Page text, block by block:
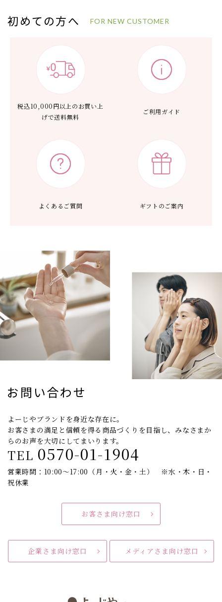
初めての方へ FOR NEW CUSTOMER
税込10,000円以上のお買い上
げで送料無料
ご利用ガイド
よくあるご質問 ギフトのご案内
お問い合わせ
よーじやブランドを身近な存在に。
お客さまの満足と信頼を得る商品づくりを目指し、みなさまか
らのお声を大切にしてまいります。
TEL 0570-01-1904
営業時間：10:00～17:00（月・火・金・土） ※水・木・日・
祝休業
お客さま向け窓口
企業さま向け窓口 メディアさま向け窓口